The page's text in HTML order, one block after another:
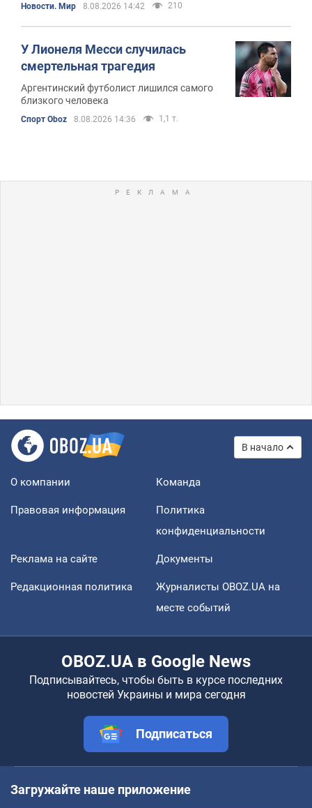
Новости. Мир 8.08.2026 14:42 210
У Лионеля Месси случилась
смертельная трагедия
Аргентинский футболист лишился самого
близкого человека
Спорт Oboz 8.08.2026 14:36 1,1 т.
В начало
О компании Команда
Правовая информация
Политика
конфиденциальности
Реклама на сайте Документы
Редакционная политика
Журналисты OBOZ.UA на
месте событий
OBOZ.UA в Google News
Подписывайтесь, чтобы быть в курсе последних
новостей Украины и мира сегодня
Подписаться
Загружайте наше приложение